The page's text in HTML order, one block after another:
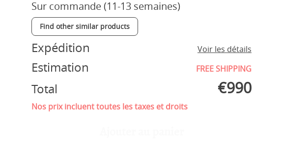
Sur commande (11-13 semaines)
Find other similar products
Expédition Voir les détails
Estimation FREE SHIPPING
Total €990
Nos prix incluent toutes les taxes et droits